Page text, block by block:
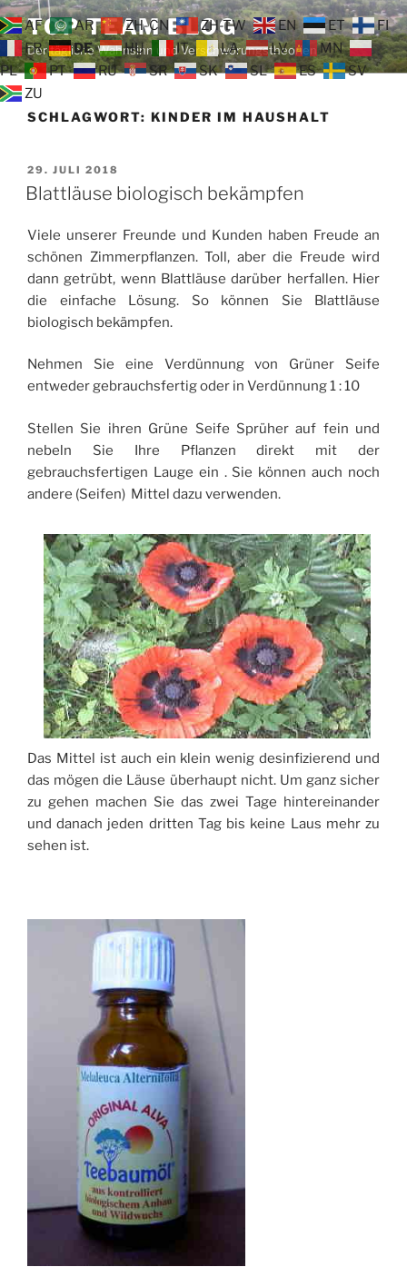
Zum
Inhalt
springen
TOP TEAM BLOG
Der tägliche Wahnsinn und Verschwörungstheorien
SCHLAGWORT: KINDER IM HAUSHALT
VERÖFFENTLICHT
AM
29. JULI 2018
Blattläuse biologisch bekämpfen
Viele unserer Freunde und Kunden haben Freude an
schönen Zimmerpflanzen. Toll, aber die Freude wird
dann getrübt, wenn Blattläuse darüber herfallen. Hier
die einfache Lösung. So können Sie Blattläuse
biologisch bekämpfen.
Nehmen Sie eine Verdünnung von Grüner Seife
entweder gebrauchsfertig oder in Verdünnung 1 : 10
Stellen Sie ihren Grüne Seife Sprüher auf fein und
nebeln Sie Ihre Pflanzen direkt mit der
gebrauchsfertigen Lauge ein . Sie können auch noch
andere (Seifen) Mittel dazu verwenden.
Das Mittel ist auch ein klein wenig desinfizierend und
das mögen die Läuse überhaupt nicht. Um ganz sicher
zu gehen machen Sie das zwei Tage hintereinander
und danach jeden dritten Tag bis keine Laus mehr zu
sehen ist.
AF AR ZH-CN ZH-TW EN ET
FI
FR
DE HU IT LA LV
MN
PL
PT RU SR SK SL ES
SV
ZU